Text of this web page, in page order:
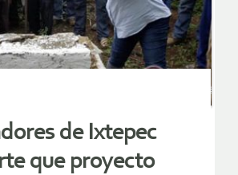
de Ixtepec
que proyecto